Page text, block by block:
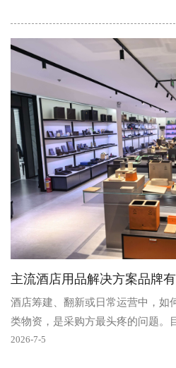
主流酒店用品解决方案品牌
酒店筹建、翻新或日常运营中，如
类物资，是采购方最头疼的问题。
解决方案品牌，核心模式都是“一站
2026-7-5